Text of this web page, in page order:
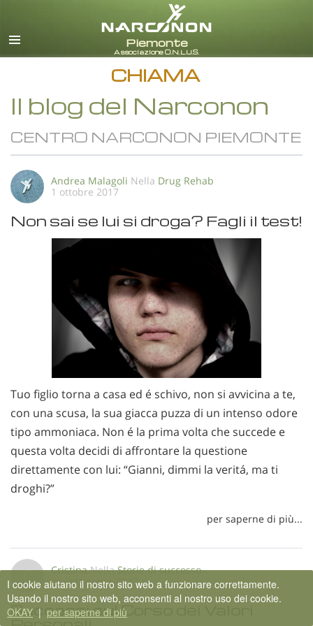
italiano
CHIAMA
Il blog del Narconon
CENTRO NARCONON PIEMONTE
Andrea Malagoli Nella Drug Rehab
1 ottobre 2017
Non sai se lui si droga? Fagli il test!
Tuo figlio torna a casa ed é schivo, non si avvicina a te,
con una scusa, la sua giacca puzza di un intenso odore
tipo ammoniaca. Non é la prima volta che succede e
questa volta decidi di affrontare la questione
direttamente con lui: “Gianni, dimmi la veritá, ma ti
droghi?”
per saperne di più...
C CristinaNellaStorie di successo
26 settembre 2017
Successi sul Corso dei Valori
I cookie aiutano il nostro sito web a funzionare correttamente.
Usando il nostro sito web, acconsenti al nostro uso dei cookie.
OKAY | per saperne di più